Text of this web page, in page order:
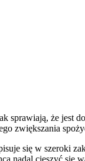
sprawiają, że
zwiększania
się w szeroki
nadal cieszyć się